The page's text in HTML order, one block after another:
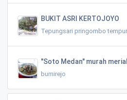
BUKIT ASRI KERTOJOYO
Tepungsari pringombo
"Soto Medan" murah
bumirejo